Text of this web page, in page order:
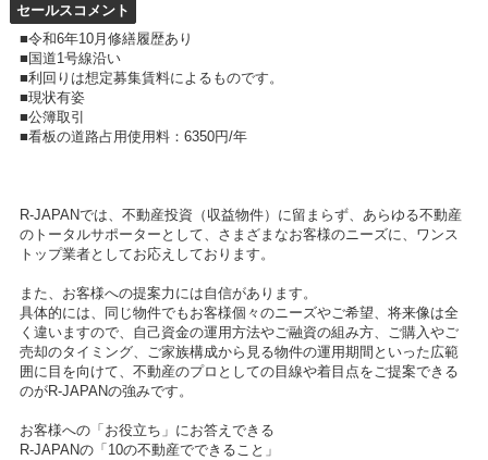
セールスコメント
■令和6年10月修繕履歴あり
■国道1号線沿い
■利回りは想定募集賃料によるものです。
■現状有姿
■公簿取引
■看板の道路占用使用料：6350円/年
R-JAPANでは、不動産投資（収益物件）に留まらず、あらゆる不動産
のトータルサポーターとして、さまざまなお客様のニーズに、ワンス
トップ業者としてお応えしております。
また、お客様への提案力には自信があります。
具体的には、同じ物件でもお客様個々のニーズやご希望、将来像は全
く違いますので、自己資金の運用方法やご融資の組み方、ご購入やご
売却のタイミング、ご家族構成から見る物件の運用期間といった広範
囲に目を向けて、不動産のプロとしての目線や着目点をご提案できる
のがR-JAPANの強みです。
お客様への「お役立ち」にお答えできる
R-JAPANの「10の不動産でできること」